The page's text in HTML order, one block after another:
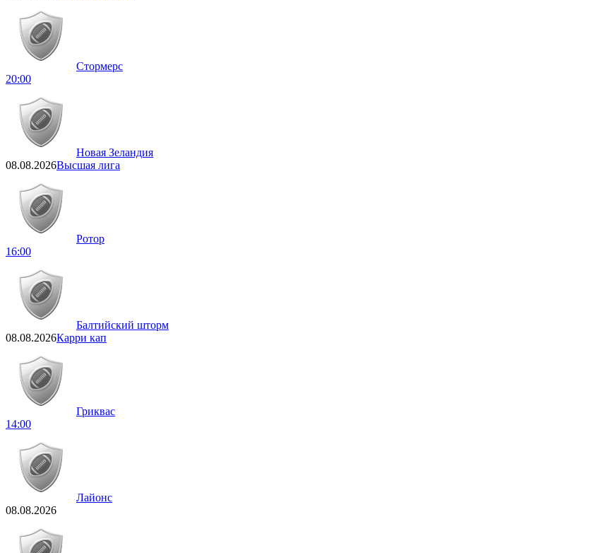
Стормерс
20:00
Новая Зеландия
08.08.2026Высшая лига
Ротор
16:00
Балтийский шторм
08.08.2026Карри кап
Гриквас
14:00
Лайонс
08.08.2026